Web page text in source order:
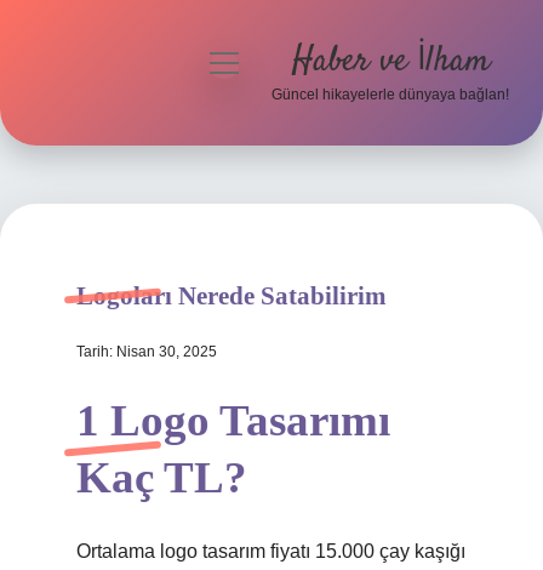
Hakkımızda
menüyü
Haber ve İlham
Güncel hikayelerle dünyaya bağlan!
Logoları Nerede Satabilirim
Tarih: Nisan 30, 2025
1 Logo Tasarımı
Kaç TL?
Ortalama logo tasarım fiyatı 15.000 çay kaşığı